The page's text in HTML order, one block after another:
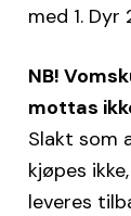
med 1. Dyr
NB!
mottas
Slakt som
kjøpes
leveres